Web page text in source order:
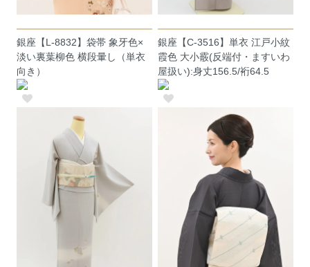
銀座【L-8832】袋帯 象牙色×
淡い裏葉柳色 横段暈し（単衣
向き）
銀座【C-3516】単衣 江戸小紋
霞色 大小霰(反端付・ますいわ
屋扱い):身丈156.5/裄64.5